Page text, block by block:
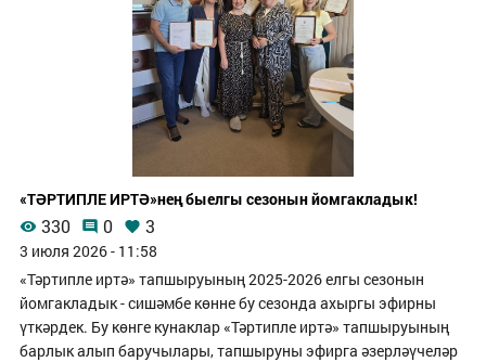
«ТӘРТИПЛЕ ИРТӘ»нең быелгы сезонын йомгакладык!
330 0 3
3 июля 2026 - 11:58
«Тәртипле иртә» тапшыруының 2025-2026 елгы сезонын
йомгакладык - сишәмбе көнне бу сезонда ахыргы эфирны
үткәрдек. Бу көнге кунаклар «Тәртипле иртә» тапшыруының
барлык алып баручылары, тапшыруны эфирга әзерләүчеләр